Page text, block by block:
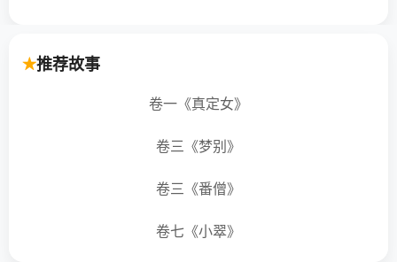
退到长安。
９年，刘备在他手下一批文武官员拥戴下，自立为汉
的。这一次西面的汉中打了胜仗，就得乘这个势头，
推荐故事
卷一《真定女》
卷三《梦别》
卷三《番僧》
卷七《小翠》